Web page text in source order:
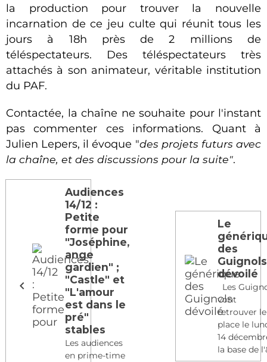
la production pour trouver la nouvelle
incarnation de ce jeu culte qui réunit tous les
jours à 18h près de 2 millions de
téléspectateurs. Des téléspectateurs très
attachés à son animateur, véritable institution
du PAF.
Contactée, la chaîne ne souhaite pour l'instant
pas commenter ces informations. Quant à
Julien Lepers, il évoque "des projets futurs avec
la chaîne, et des discussions pour la suite".
Audiences
14/12 :
Petite
forme pour
"Joséphine,
ange
gardien" ;
"Castle" et
"L'amour
est dans le
pré"
stables
Les audiences
en prime-time
Le
des
Guignols
dévoilé
Les
vont
retrouver
place le
14
la base de